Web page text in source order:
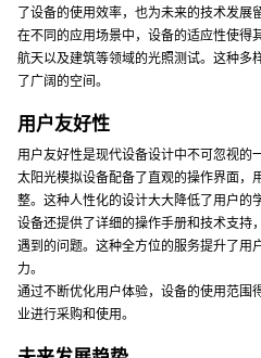
了设备的使用效率，也为未来的技术发展
在不同的应用场景中，设备的适应性使得
航天以及建筑等领域的光照测试。这种多
了广阔的空间。
用户友好性
用户友好性是现代设备设计中不可忽视的
太阳光模拟设备配备了直观的操作界面，
整。这种人性化的设计大大降低了用户的
设备还提供了详细的操作手册和技术支持
遇到的问题。这种全方位的服务提升了用
力。
通过不断优化用户体验，设备的使用范围
业进行采购和使用。